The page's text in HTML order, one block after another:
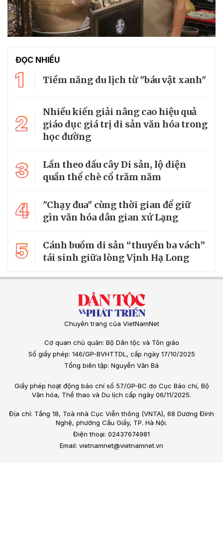
ĐỌC NHIỀU
1 Tiềm năng du lịch từ "báu vật xanh"
2
Nhiều kiến giải nâng cao hiệu quả
giáo dục giá trị di sản văn hóa trong
học đường
3
Lần theo dấu cây Di sản, lộ diện
quần thể chè cổ trăm năm
4
"Chạy đua" cùng thời gian để giữ
gìn văn hóa dân gian xứ Lạng
5
Cánh buồm di sản “thuyền ba vách”
tái sinh giữa lòng Vịnh Hạ Long
Chuyên trang của VietNamNet
Cơ quan chủ quản: Bộ Dân tộc và Tôn giáo
Số giấy phép: 146/GP-BVHTTDL, cấp ngày 17/10/2025
Tổng biên tập: Nguyễn Văn Bá
Giấy phép hoạt động báo chí số 57/GP-BC do Cục Báo chí, Bộ
Văn hóa, Thể thao và Du lịch cấp ngày 06/11/2025.
Địa chỉ: Tầng 18, Toà nhà Cục Viễn thông (VNTA), 68 Dương Đình
Nghệ, phường Cầu Giấy, TP. Hà Nội.
Điện thoại: 02437674981
Email: vietnamnet@vietnamnet.vn